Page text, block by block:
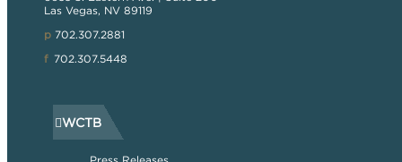
Las Vegas, NV 89119
p 702.307.2881
f 702.307.5448
WCTB